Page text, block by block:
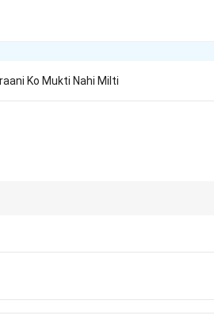
Ko Mukti Nahi Milti